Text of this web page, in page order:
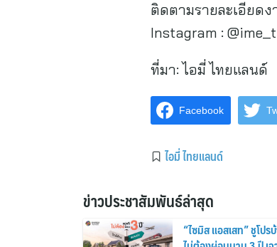
ติดตามรายละเอียด
Instagram :
ที่มา: ไอมี่ ไทยแลนด์
Facebook
ไอมี่ ไทยแลนด์
ข่าวประชาสัมพันธ์ล่าสุด
“ไซมิส แอสเสท” ชูโป